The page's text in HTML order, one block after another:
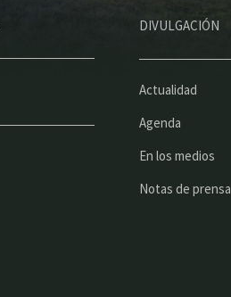
DIVULGACIÓN
Actualidad
Agenda
En los medios
Notas de prensa